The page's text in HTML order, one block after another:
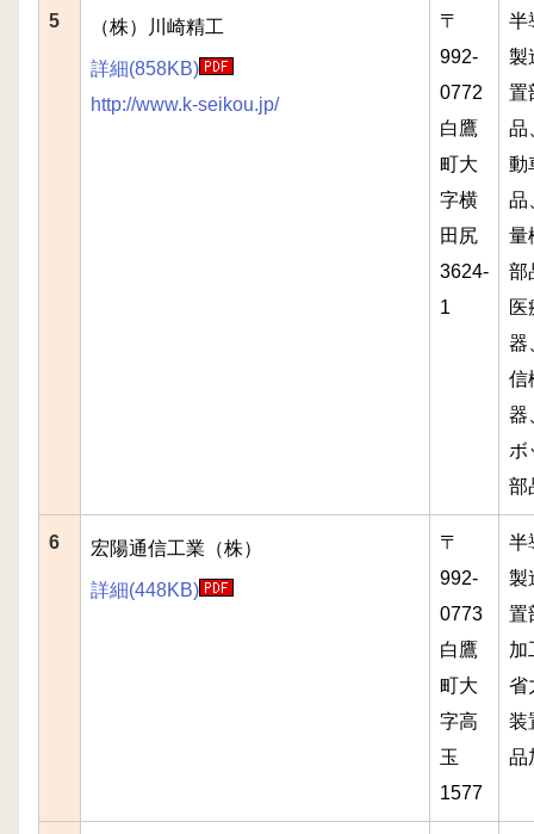
5 （株）川崎精工
詳細(858KB)
http://www.k-seikou.jp/
〒
992-
0772
白鷹
町大
字横
田尻
3624-
1
半
製
置
品
動
品
量
部
医
器
信
器
ボ
部
6 宏陽通信工業（株）
詳細(448KB)
〒
992-
0773
白鷹
町大
字高
玉
1577
半
製
置
加
省
装
品